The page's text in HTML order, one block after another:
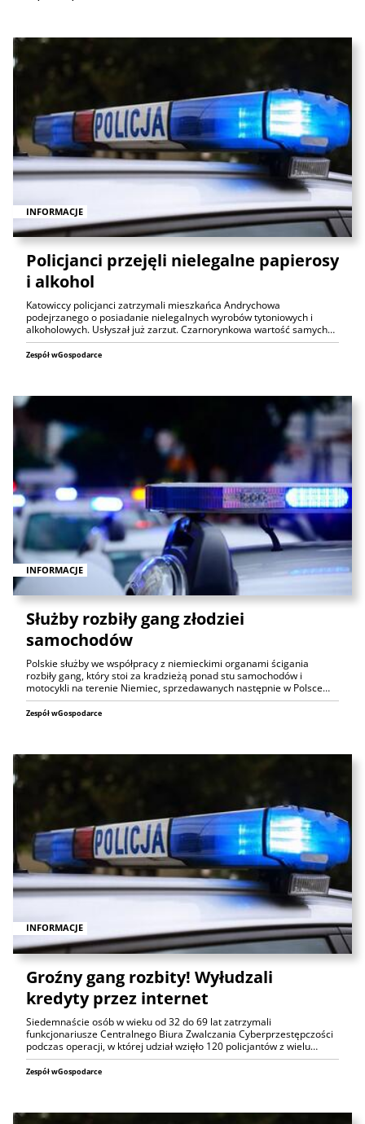
INFORMACJE
Policjanci przejęli nielegalne papierosy
i alkohol
Katowiccy policjanci zatrzymali mieszkańca Andrychowa
podejrzanego o posiadanie nielegalnych wyrobów tytoniowych i
alkoholowych. Usłyszał już zarzut. Czarnorynkowa wartość samych…
Zespół wGospodarce
INFORMACJE
Służby rozbiły gang złodziei
samochodów
Polskie służby we współpracy z niemieckimi organami ścigania
rozbiły gang, który stoi za kradzieżą ponad stu samochodów i
motocykli na terenie Niemiec, sprzedawanych następnie w Polsce…
Zespół wGospodarce
INFORMACJE
Groźny gang rozbity! Wyłudzali
kredyty przez internet
Siedemnaście osób w wieku od 32 do 69 lat zatrzymali
funkcjonariusze Centralnego Biura Zwalczania Cyberprzestępczości
podczas operacji, w której udział wzięło 120 policjantów z wielu…
Zespół wGospodarce